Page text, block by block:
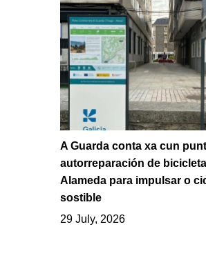
A Guarda conta xa cun
autorreparación de
Alameda para impulsar o
sostible
29 July, 2026